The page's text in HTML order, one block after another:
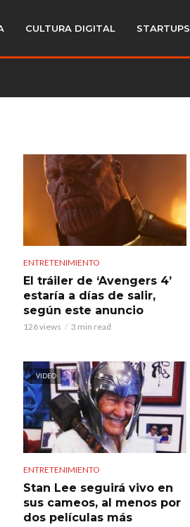
CULTURA DIGITAL STARTUPS
ENTRETENIMIENTO
El tráiler de ‘Avengers 4’
estaría a días de salir,
según este anuncio
126 views 3 min read
VIDEO
ENTRETENIMIENTO
Stan Lee seguirá vivo en
sus cameos, al menos por
dos películas más